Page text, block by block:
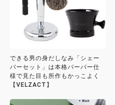
できる男の身だしなみ「シェー
バーセット」は本格バーバー仕
様で見た目も所作もかっこよく
【VELZACT】